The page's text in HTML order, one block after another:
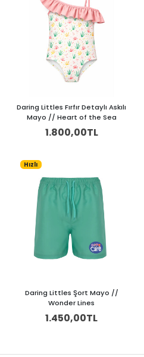
Daring Littles Fırfır Detaylı Askılı
Mayo // Heart of the Sea
1.800,00TL
Hızlı
Daring Littles Şort Mayo //
Wonder Lines
1.450,00TL